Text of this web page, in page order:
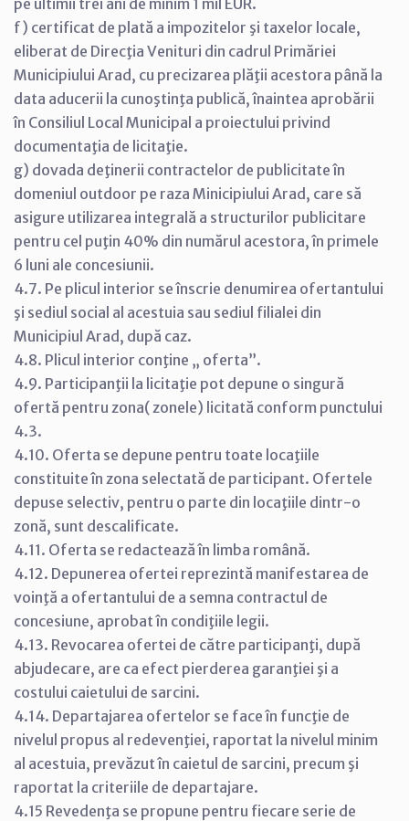
f) certificat de plată a impozitelor şi taxelor locale,
eliberat de Direcţia Venituri din cadrul Primăriei
Municipiului Arad, cu precizarea plăţii acestora până la
data aducerii la cunoştinţa publică, înaintea aprobării
în Consiliul Local Municipal a proiectului privind
documentaţia de licitaţie.
g) dovada deţinerii contractelor de publicitate în
domeniul outdoor pe raza Minicipiului Arad, care să
asigure utilizarea integrală a structurilor publicitare
pentru cel puţin 40% din numărul acestora, în primele
6 luni ale concesiunii.
4.7. Pe plicul interior se înscrie denumirea ofertantului
şi sediul social al acestuia sau sediul filialei din
Municipiul Arad, după caz.
4.8. Plicul interior conţine „ oferta”.
4.9. Participanţii la licitaţie pot depune o singură
ofertă pentru zona( zonele) licitată conform punctului
4.3.
4.10. Oferta se depune pentru toate locaţiile
constituite în zona selectată de participant. Ofertele
depuse selectiv, pentru o parte din locaţiile dintr-o
zonă, sunt descalificate.
4.11. Oferta se redactează în limba română.
4.12. Depunerea ofertei reprezintă manifestarea de
voinţă a ofertantului de a semna contractul de
concesiune, aprobat în condiţiile legii.
4.13. Revocarea ofertei de către participanţi, după
abjudecare, are ca efect pierderea garanţiei şi a
costului caietului de sarcini.
4.14. Departajarea ofertelor se face în funcţie de
nivelul propus al redevenţiei, raportat la nivelul minim
al acestuia, prevăzut în caietul de sarcini, precum şi
raportat la criteriile de departajare.
4.15 Revedenţa se propune pentru fiecare serie de